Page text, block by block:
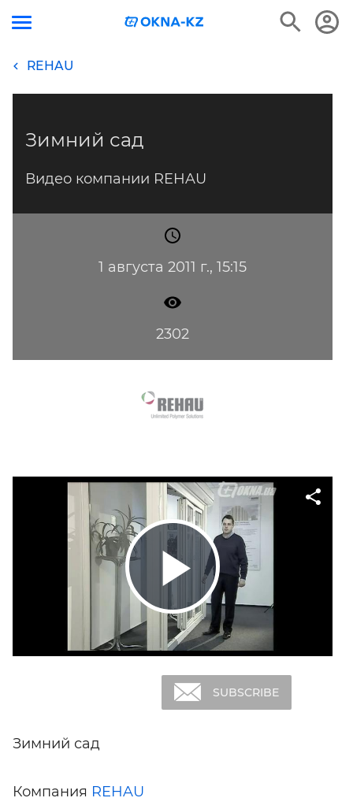
REHAU
Зимний сад
Видео компании REHAU
1 августа 2011 г., 15:15
2302
SUBSCRIBE
Зимний сад
Компания REHAU